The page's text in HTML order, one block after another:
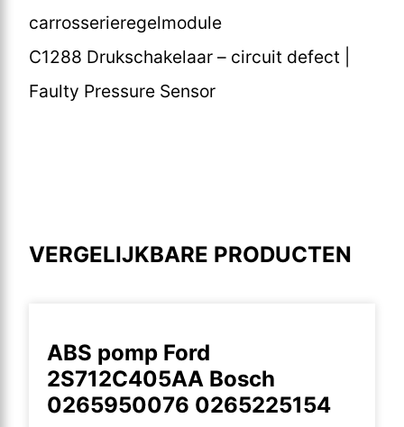
carrosserieregelmodule
C1288 Drukschakelaar – circuit defect |
Faulty Pressure Sensor
VERGELIJKBARE PRODUCTEN
ABS pomp Ford
2S712C405AA Bosch
0265950076 0265225154